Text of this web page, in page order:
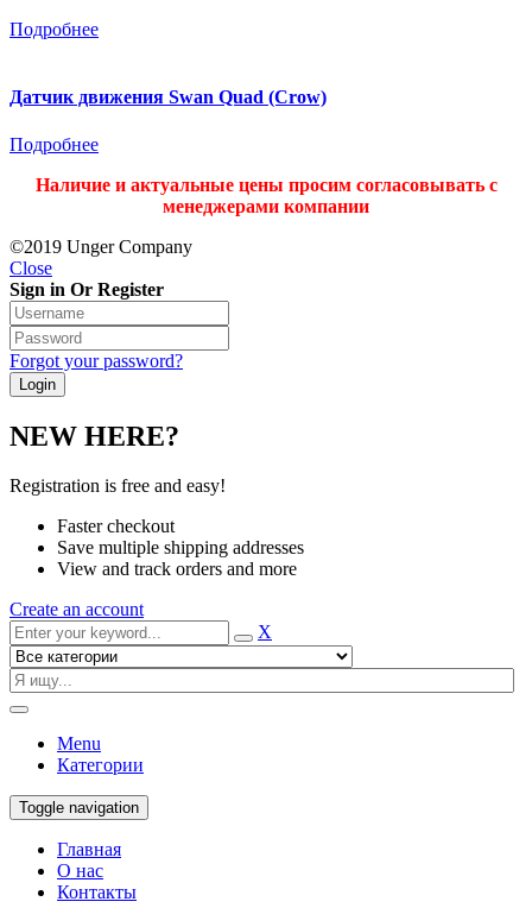
Подробнее
Датчик движения Swan Quad (Crow)
Подробнее
Наличие и актуальные цены просим согласовывать с
менеджерами компании
©2019 Unger Company
Close
Sign in Or Register
Forgot your password?
NEW HERE?
Registration is free and easy!
Faster checkout
Save multiple shipping addresses
View and track orders and more
Create an account
X
Menu
Категории
Toggle navigation
Главная
О нас
Контакты